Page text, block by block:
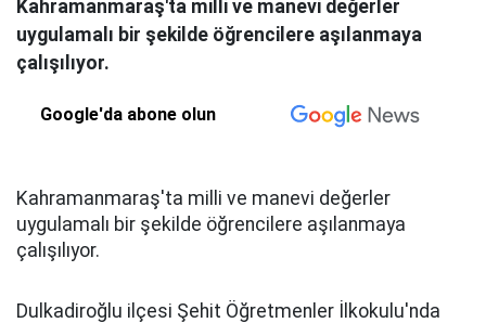
Kahramanmaraş'ta milli ve manevi değerler
uygulamalı bir şekilde öğrencilere aşılanmaya
çalışılıyor.
Google'da abone olun
Kahramanmaraş'ta milli ve manevi değerler
uygulamalı bir şekilde öğrencilere aşılanmaya
çalışılıyor.
Dulkadiroğlu ilçesi Şehit Öğretmenler İlkokulu'nda